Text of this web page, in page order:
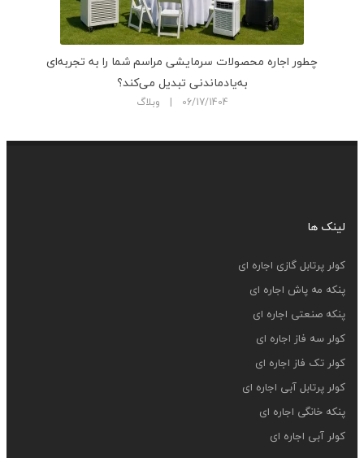
چطور اجاره محصولات سرمایشی مراسم شما را به تجربه‌ای
به‌یادماندنی تبدیل می‌کند؟
06/17/1404 | وبلاگ
لینک ها
کولر پرتابل گازی اجاره ای
پنکه مه پاش اجاره ای
پنکه صنعتی اجاره ای
کولر سه فاز اجاره ای
کولر تک فاز اجاره ای
کولر پرتابل آبی اجاره ای
پنکه خانگی اجاره ای
کولر آبی اجاره ای